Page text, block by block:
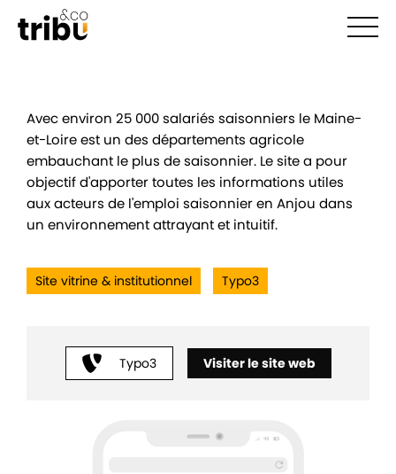
Avec environ 25 000 salariés saisonniers le Maine-
et-Loire est un des départements agricole
embauchant le plus de saisonnier. Le site a pour
objectif d'apporter toutes les informations utiles
aux acteurs de l'emploi saisonnier en Anjou dans
un environnement attrayant et intuitif.
Site vitrine & institutionnel Typo3
Typo3 Visiter le site web